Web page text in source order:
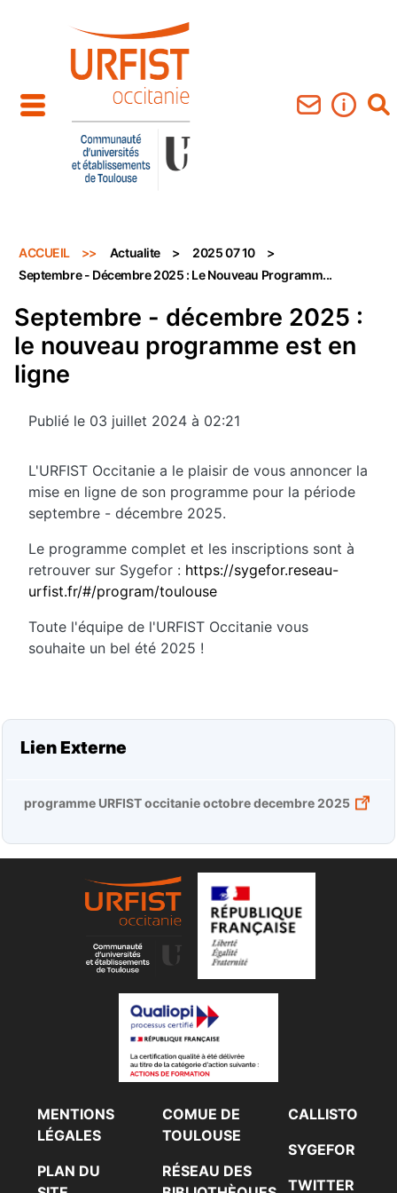
ACCUEIL Actualite
2025 07 10
Septembre - Décembre 2025 : Le Nouveau Programm...
Septembre - décembre 2025 :
le nouveau programme est en
ligne
Publié le 03 juillet 2024 à 02:21
L'URFIST Occitanie a le plaisir de vous annoncer la
mise en ligne de son programme pour la période
septembre - décembre 2025.
Le programme complet et les inscriptions sont à
retrouver sur Sygefor : https://sygefor.reseau-
urfist.fr/#/program/toulouse
Toute l'équipe de l'URFIST Occitanie vous
souhaite un bel été 2025 !
Lien Externe
programme URFIST occitanie octobre decembre 2025
Footer Gauche
MENTIONS
LÉGALES
PLAN DU
Footer Centre
COMUE DE
TOULOUSE
RÉSEAU DES
Footer Droit
CALLISTO
SYGEFOR
TWITTER